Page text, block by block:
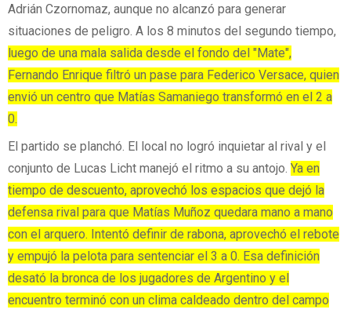
Adrián Czornomaz, aunque no alcanzó para generar
situaciones de peligro. A los 8 minutos del segundo tiempo,
luego de una mala salida desde el fondo del "Mate",
Fernando Enrique filtró un pase para Federico Versace, quien
envió un centro que Matías Samaniego transformó en el 2 a
0.
El partido se planchó. El local no logró inquietar al rival y el
conjunto de Lucas Licht manejó el ritmo a su antojo. Ya en
tiempo de descuento, aprovechó los espacios que dejó la
defensa rival para que Matías Muñoz quedara mano a mano
con el arquero. Intentó definir de rabona, aprovechó el rebote
y empujó la pelota para sentenciar el 3 a 0. Esa definición
desató la bronca de los jugadores de Argentino y el
encuentro terminó con un clima caldeado dentro del campo